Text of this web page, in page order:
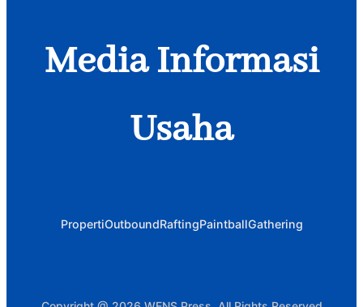
Media Informasi
Usaha
PropertiOutboundRaftingPaintballGathering